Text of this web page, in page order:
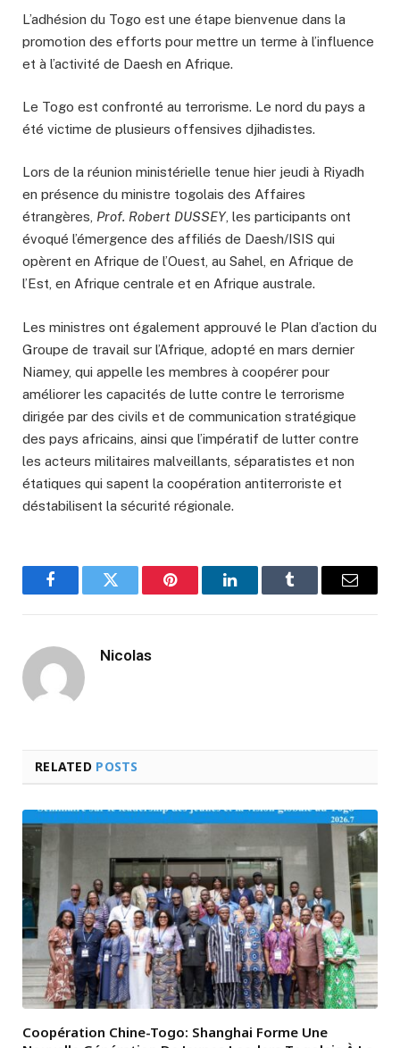
L’adhésion du Togo est une étape bienvenue dans la
promotion des efforts pour mettre un terme à l’influence
et à l’activité de Daesh en Afrique.
Le Togo est confronté au terrorisme. Le nord du pays a
été victime de plusieurs offensives djihadistes.
Lors de la réunion ministérielle tenue hier jeudi à Riyadh
en présence du ministre togolais des Affaires
étrangères, Prof. Robert DUSSEY, les participants ont
évoqué l’émergence des affiliés de Daesh/ISIS qui
opèrent en Afrique de l’Ouest, au Sahel, en Afrique de
l’Est, en Afrique centrale et en Afrique australe.
Les ministres ont également approuvé le Plan d’action du
Groupe de travail sur l’Afrique, adopté en mars dernier
Niamey, qui appelle les membres à coopérer pour
améliorer les capacités de lutte contre le terrorisme
dirigée par des civils et de communication stratégique
des pays africains, ainsi que l’impératif de lutter contre
les acteurs militaires malveillants, séparatistes et non
étatiques qui sapent la coopération antiterroriste et
déstabilisent la sécurité régionale.
FacebookTwitter Pinterest LinkedInTumblr Email
Nicolas
RELATED POSTS
Coopération Chine-Togo: Shanghai Forme Une